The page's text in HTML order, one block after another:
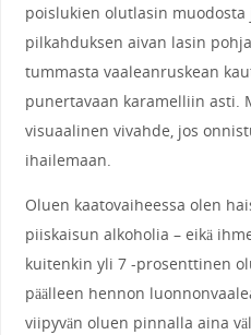
poislukien olutlasin
pilkahduksen aivan lasin
tummasta vaaleanruskean
punertavaan karamelliin asti.
visuaalinen vivahde, jos
ihailemaan.
Oluen kaatovaiheessa olen
piiskaisun alkoholia – eikä
kuitenkin yli 7 -prosenttinen
päälleen hennon
viipyvän oluen pinnalla aina